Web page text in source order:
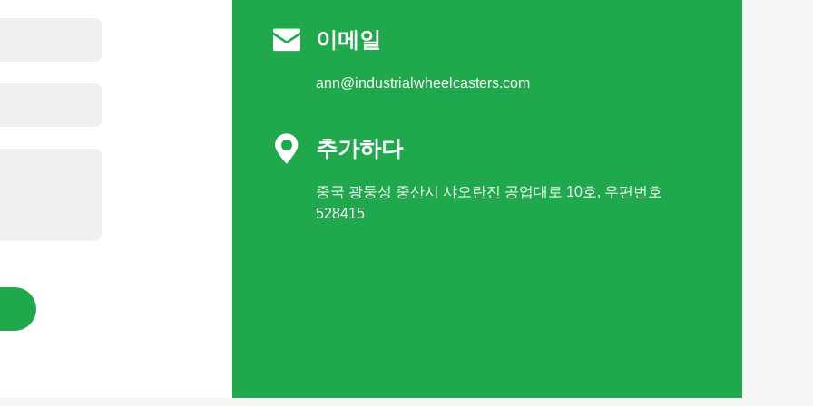
 이메일
ann@industrialwheelcasters.com
 추가하다
중국 광둥성 중산시 샤오란진 공업대로 10호, 우편번호
528415